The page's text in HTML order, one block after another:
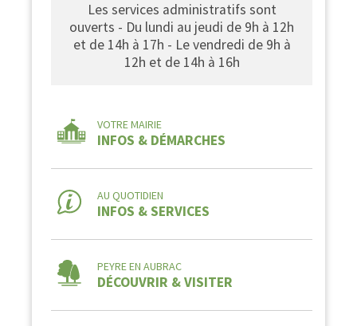
Les services administratifs sont
ouverts - Du lundi au jeudi de 9h à 12h
et de 14h à 17h - Le vendredi de 9h à
12h et de 14h à 16h
VOTRE MAIRIE
INFOS & DÉMARCHES
AU QUOTIDIEN
INFOS & SERVICES
PEYRE EN AUBRAC
DÉCOUVRIR & VISITER